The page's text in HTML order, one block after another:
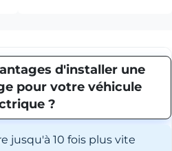
d'installer une
pour votre véhicule
?
jusqu'à 10 fois plus vite